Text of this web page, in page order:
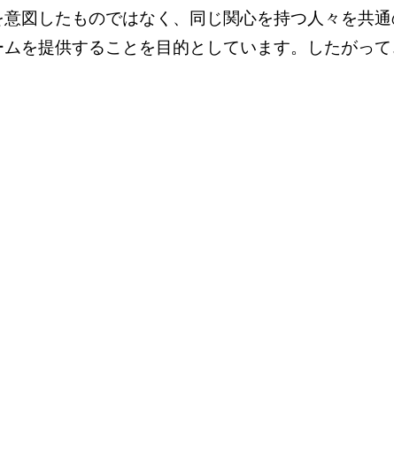
図したものではなく、同じ関心を持つ人々を共
を提供することを目的としています。したがっ